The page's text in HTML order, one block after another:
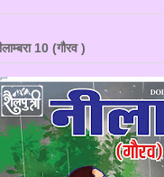
10 (गौरव )